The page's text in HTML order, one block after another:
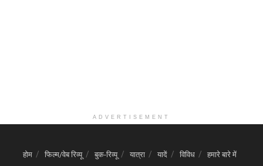
ADVERTISEMENT
होम फिल्म/वेब रिव्यू बुक-रिव्यू यात्रा यादें विविध हमारे बारे में